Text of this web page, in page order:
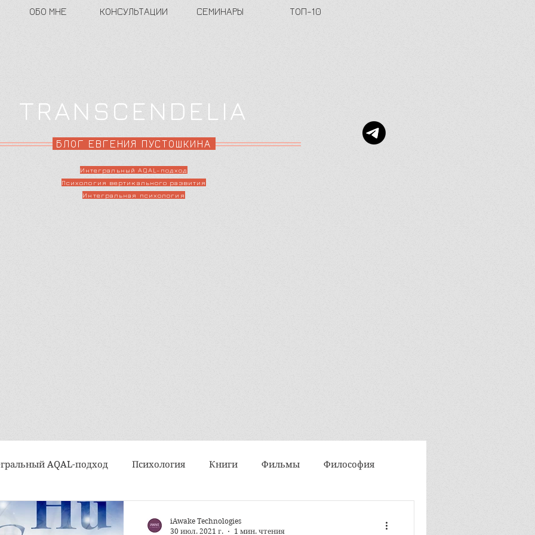
ОБО МНЕ КОНСУЛЬТАЦИИ СЕМИНАРЫ ТОП-10
TRANSCENDELIA
БЛОГ ЕВГЕНИЯ ПУСТОШКИНА
Интегральный AQAL-подход
Психология вертикального развития
Интегральная психология
AQAL-подход Психология Книги Фильмы Философия
Интервью Искусство
iAwake Technologies
30 июл. 2021 г.
1 мин. чтения